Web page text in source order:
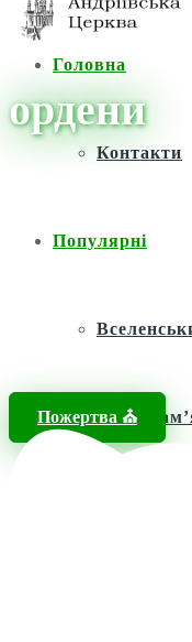
Головна
Контакти
Популярні
Фонд
Пожертва ⛪️
ордени